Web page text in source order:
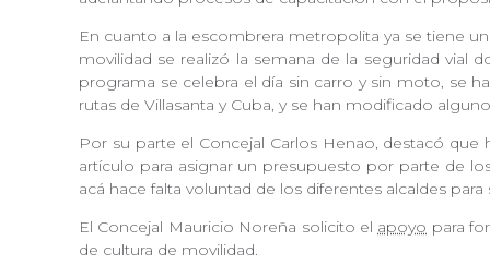
En cuanto a la escombrera metropolita ya se tiene
movilidad se realizó la semana de la seguridad vial
programa se celebra el día sin carro y sin moto, se
rutas de Villasanta y Cuba, y se han modificado
Por su parte el Concejal Carlos Henao, destacó
artículo para asignar un presupuesto por parte de
acá hace falta voluntad de los diferentes alcaldes
El Concejal Mauricio Noreña solicito el apoyo para
de cultura de movilidad.